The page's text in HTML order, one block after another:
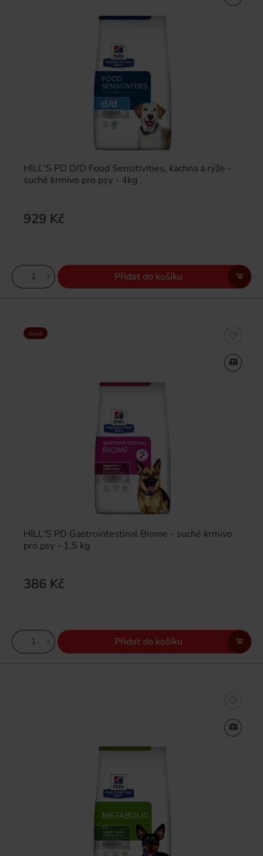
HILL'S PD D/D Food Sensitivities, kachna a rýže -
suché krmivo pro psy - 4kg
929 Kč
Přidat do košíku
HILL'S PD Gastrointestinal Biome - suché krmivo
pro psy - 1,5 kg
386 Kč
Nové
Přidat do košíku